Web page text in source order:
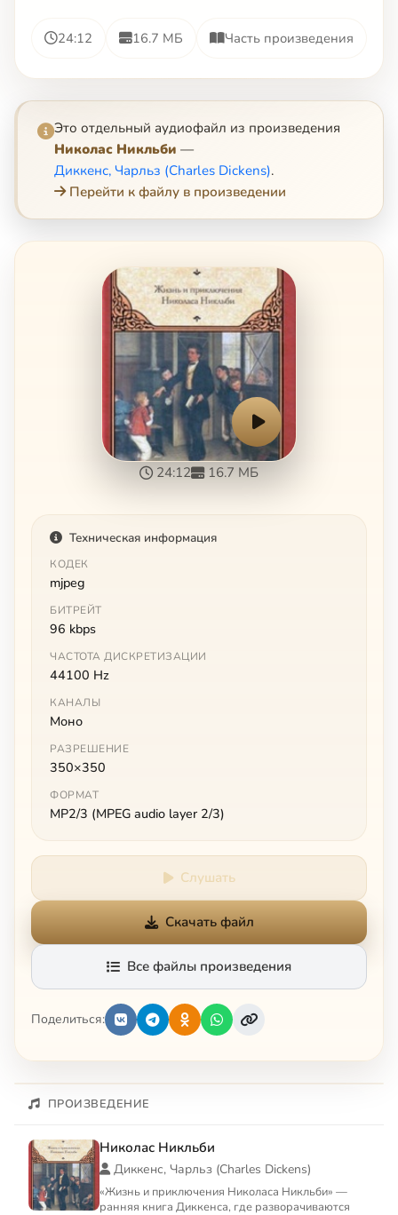
24:12 16.7 МБ Часть произведения
Это отдельный аудиофайл из произведения
Николас Никльби —
Диккенс, Чарльз (Charles Dickens).
Перейти к файлу в произведении
24:12 16.7 МБ
Техническая информация
КОДЕК
mjpeg
БИТРЕЙТ
96 kbps
ЧАСТОТА ДИСКРЕТИЗАЦИИ
44100 Hz
КАНАЛЫ
Моно
РАЗРЕШЕНИЕ
350×350
ФОРМАТ
MP2/3 (MPEG audio layer 2/3)
Слушать
Скачать файл
Все файлы произведения
Поделиться:
ПРОИЗВЕДЕНИЕ
Николас Никльби
Диккенс, Чарльз (Charles Dickens)
«Жизнь и приключения Николаса Никльби» —
ранняя книга Диккенса, где разворачиваются